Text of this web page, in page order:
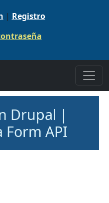
| Registro
Drupal |
API